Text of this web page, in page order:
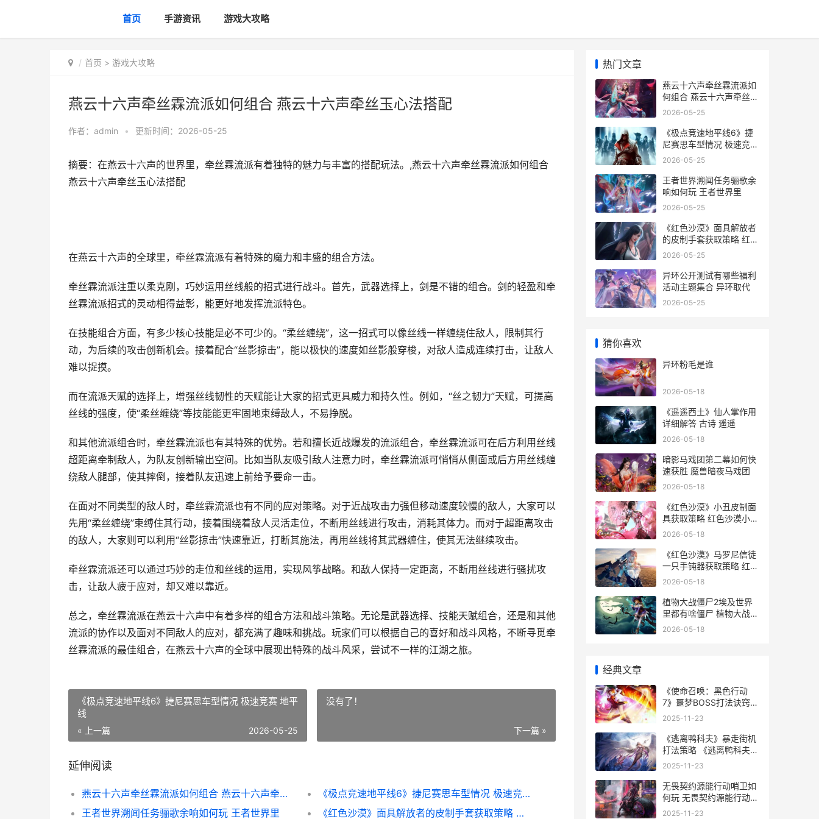
首页 手游资讯 游戏大攻略
首页 > 游戏大攻略
燕云十六声牵丝霖流派如何组合 燕云十六声牵丝玉心法搭配
作者： admin • 更新时间：2026-05-25
摘要：在燕云十六声的世界里，牵丝霖流派有着独特的魅力与丰富的搭配玩法。,燕云十六声牵丝霖流派如何组合
燕云十六声牵丝玉心法搭配
在燕云十六声的全球里，牵丝霖流派有着特殊的魔力和丰盛的组合方法。
牵丝霖流派注重以柔克刚，巧妙运用丝线般的招式进行战斗。首先，武器选择上，剑是不错的组合。剑的轻盈和牵
丝霖流派招式的灵动相得益彰，能更好地发挥流派特色。
在技能组合方面，有多少核心技能是必不可少的。“柔丝缠绕”，这一招式可以像丝线一样缠绕住敌人，限制其行
动，为后续的攻击创新机会。接着配合“丝影掠击”，能以极快的速度如丝影般穿梭，对敌人造成连续打击，让敌人
难以捉摸。
而在流派天赋的选择上，增强丝线韧性的天赋能让大家的招式更具威力和持久性。例如，“丝之韧力”天赋，可提高
丝线的强度，使“柔丝缠绕”等技能能更牢固地束缚敌人，不易挣脱。
和其他流派组合时，牵丝霖流派也有其特殊的优势。若和擅长近战爆发的流派组合，牵丝霖流派可在后方利用丝线
超距离牵制敌人，为队友创新输出空间。比如当队友吸引敌人注意力时，牵丝霖流派可悄悄从侧面或后方用丝线缠
绕敌人腿部，使其摔倒，接着队友迅速上前给予要命一击。
在面对不同类型的敌人时，牵丝霖流派也有不同的应对策略。对于近战攻击力强但移动速度较慢的敌人，大家可以
先用“柔丝缠绕”束缚住其行动，接着围绕着敌人灵活走位，不断用丝线进行攻击，消耗其体力。而对于超距离攻击
的敌人，大家则可以利用“丝影掠击”快速靠近，打断其施法，再用丝线将其武器缠住，使其无法继续攻击。
牵丝霖流派还可以通过巧妙的走位和丝线的运用，实现风筝战略。和敌人保持一定距离，不断用丝线进行骚扰攻
击，让敌人疲于应对，却又难以靠近。
总之，牵丝霖流派在燕云十六声中有着多样的组合方法和战斗策略。无论是武器选择、技能天赋组合，还是和其他
流派的协作以及面对不同敌人的应对，都充满了趣味和挑战。玩家们可以根据自己的喜好和战斗风格，不断寻觅牵
丝霖流派的最佳组合，在燕云十六声的全球中展现出特殊的战斗风采，尝试不一样的江湖之旅。
《极点竞速地平线6》捷尼赛思车型情况 极速竞赛 地平
线
« 上一篇 2026-05-25
没有了！
下一篇 »
延伸阅读
燕云十六声牵丝霖流派如何组合 燕云十六声牵丝玉心法搭配
《极点竞速地平线6》捷尼赛思车型情况 极速竞赛 地平线
王者世界溯闻任务骊歌余响如何玩 王者世界里
《红色沙漠》面具解放者的皮制手套获取策略 红色沙漠分析
热门文章
燕云十六声牵丝霖流派如
何组合 燕云十六声牵丝玉
心法搭配
2026-05-25
《极点竞速地平线6》捷
尼赛思车型情况 极速竞赛
地平线
2026-05-25
王者世界溯闻任务骊歌余
响如何玩 王者世界里
2026-05-25
《红色沙漠》面具解放者
的皮制手套获取策略 红色
沙漠分析
2026-05-25
异环公开测试有哪些福利
活动主题集合 异环取代
2026-05-25
猜你喜欢
异环粉毛是谁
2026-05-18
《遥遥西土》仙人掌作用
详细解答 古诗 遥遥
2026-05-18
暗影马戏团第二幕如何快
速获胜 魔兽暗夜马戏团
2026-05-18
《红色沙漠》小丑皮制面
具获取策略 红色沙漠小地
图不显示敌人
2026-05-18
《红色沙漠》马罗尼信徒
一只手钝器获取策略 红色
沙漠马受伤了
2026-05-18
植物大战僵尸2埃及世界
里都有啥僵尸 植物大战僵
尸2下载
2026-05-18
经典文章
《使命召唤：黑色行动
7》噩梦BOSS打法诀窍
使命召唤黑色行动7下载
2025-11-23
《逃离鸭科夫》暴走街机
打法策略 《逃离鸭科夫》
安卓
2025-11-23
无畏契约源能行动哨卫如
何玩 无畏契约源能行动手
游官网入口
2025-11-23